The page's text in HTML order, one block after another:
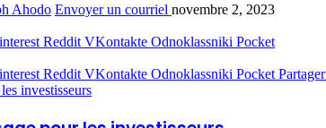
Ahodo Envoyer un courriel novembre 2, 2023
Reddit VKontakte Odnoklassniki Pocket
Reddit VKontakte Odnoklassniki Pocket
investisseurs